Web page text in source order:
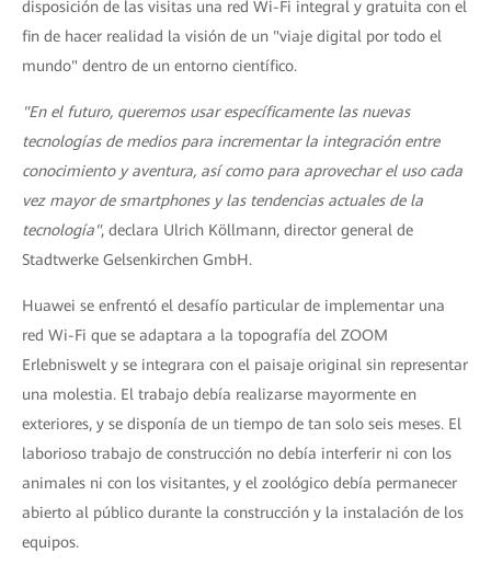
disposición de las visitas una red Wi-Fi integral y gratuita con el
fin de hacer realidad la visión de un "viaje digital por todo el
mundo" dentro de un entorno científico.
"En el futuro, queremos usar específicamente las nuevas
tecnologías de medios para incrementar la integración entre
conocimiento y aventura, así como para aprovechar el uso cada
vez mayor de smartphones y las tendencias actuales de la
tecnología", declara Ulrich Köllmann, director general de
Stadtwerke Gelsenkirchen GmbH.
Huawei se enfrentó el desafío particular de implementar una
red Wi-Fi que se adaptara a la topografía del ZOOM
Erlebniswelt y se integrara con el paisaje original sin representar
una molestia. El trabajo debía realizarse mayormente en
exteriores, y se disponía de un tiempo de tan solo seis meses. El
laborioso trabajo de construcción no debía interferir ni con los
animales ni con los visitantes, y el zoológico debía permanecer
abierto al público durante la construcción y la instalación de los
equipos.